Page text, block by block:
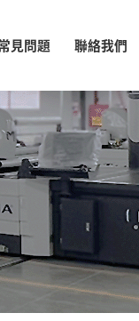
見問題 聯絡我們